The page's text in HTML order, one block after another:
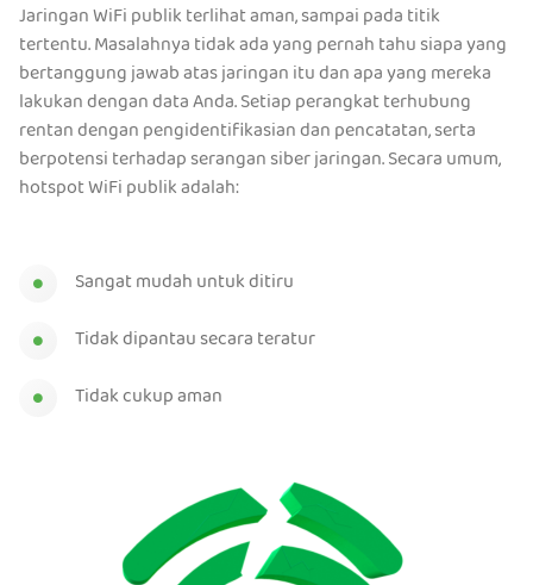
Jaringan WiFi publik terlihat aman, sampai pada titik
tertentu. Masalahnya tidak ada yang pernah tahu siapa yang
bertanggung jawab atas jaringan itu dan apa yang mereka
lakukan dengan data Anda. Setiap perangkat terhubung
rentan dengan pengidentifikasian dan pencatatan, serta
berpotensi terhadap serangan siber jaringan. Secara umum,
hotspot WiFi publik adalah:
Sangat mudah untuk ditiru
Tidak dipantau secara teratur
Tidak cukup aman